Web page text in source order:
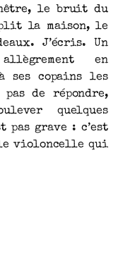
le bruit du
la maison, le
J’écris. Un
en
ses copains les
de répondre,
quelques
pas grave : c’est
le violoncelle qui